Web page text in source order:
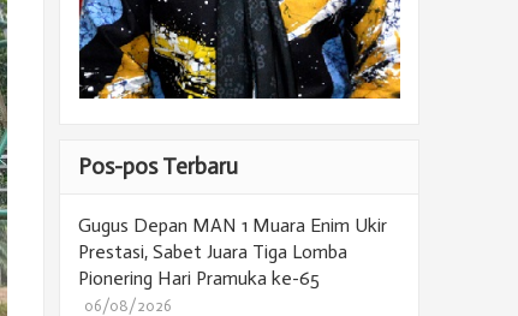
Pos-pos Terbaru
Gugus Depan MAN 1 Muara Enim Ukir
Prestasi, Sabet Juara Tiga Lomba
Pionering Hari Pramuka ke-65
06/08/2026